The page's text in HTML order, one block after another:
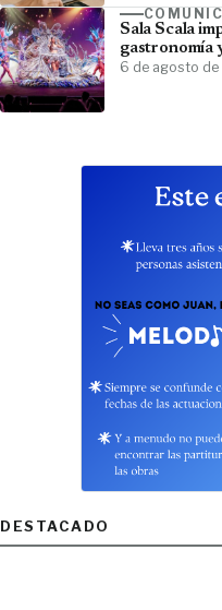
Sala Scala
gastronomía
6 de agosto
DESTACADO